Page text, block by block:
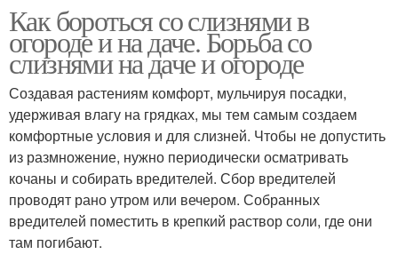
Как бороться со слизнями в
огороде и на даче. Борьба со
слизнями на даче и огороде
Создавая растениям комфорт, мульчируя посадки,
удерживая влагу на грядках, мы тем самым создаем
комфортные условия и для слизней. Чтобы не допустить
из размножение, нужно периодически осматривать
кочаны и собирать вредителей. Сбор вредителей
проводят рано утром или вечером. Собранных
вредителей поместить в крепкий раствор соли, где они
там погибают.